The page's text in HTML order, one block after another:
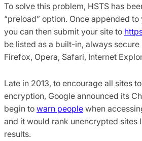
To solve this problem, HSTS has
“preload” option. Once appended
you can then submit your site to
be listed as a built-in, always secure
Firefox, Opera, Safari, Internet
Late in 2013, to encourage all sites
encryption, Google announced its
begin to warn people when
and it would rank unencrypted sites
results.